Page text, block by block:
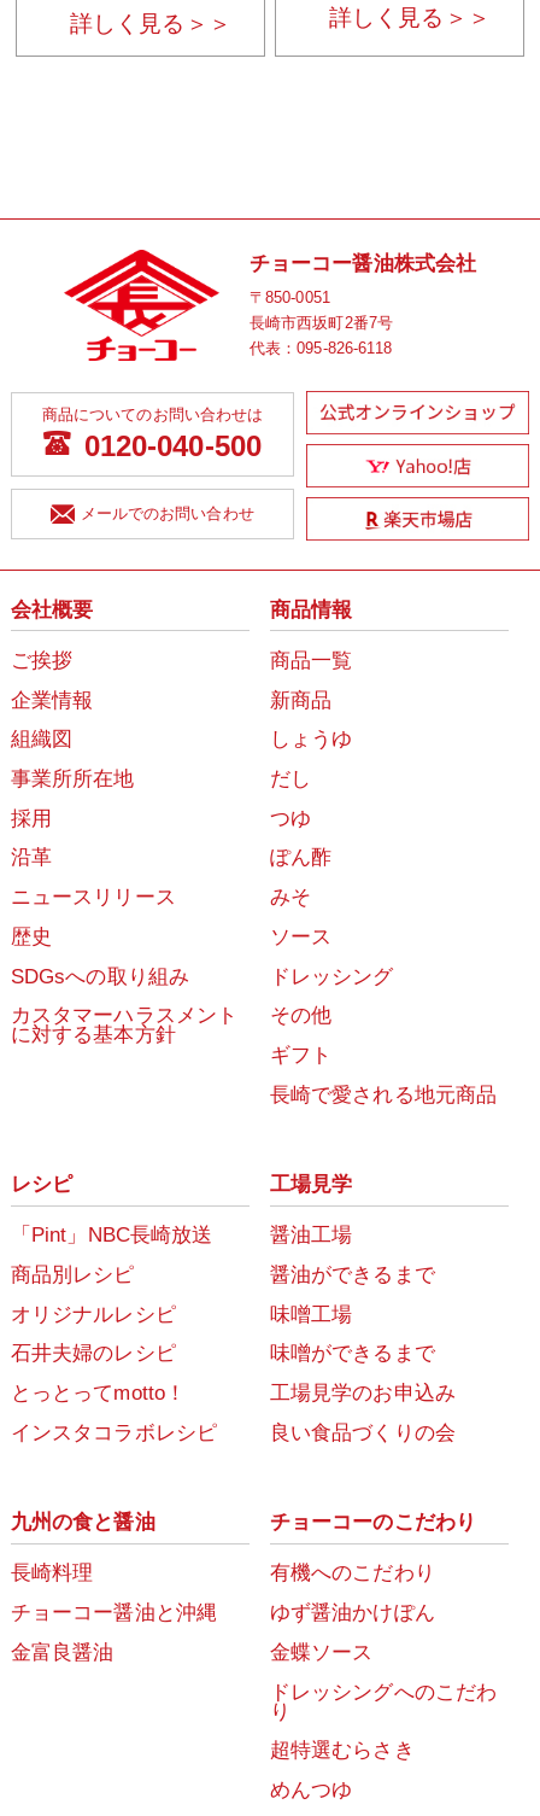
詳しく見る＞＞ 詳しく見る＞＞
チョーコー醤油株式会社
〒850-0051
長崎市西坂町2番7号
代表：095-826-6118
商品についてのお問い合わせは
0120-040-500
メールでのお問い合わせ
会社概要
ご挨拶
企業情報
組織図
事業所所在地
採用
沿革
ニュースリリース
歴史
SDGsへの取り組み
カスタマーハラスメント
に対する基本方針
商品情報
商品一覧
新商品
しょうゆ
だし
つゆ
ぽん酢
みそ
ソース
ドレッシング
その他
ギフト
長崎で愛される地元商品
レシピ
「Pint」NBC長崎放送
商品別レシピ
オリジナルレシピ
石井夫婦のレシピ
とっとってmotto！
インスタコラボレシピ
工場見学
醤油工場
醤油ができるまで
味噌工場
味噌ができるまで
工場見学のお申込み
良い食品づくりの会
九州の食と醤油
長崎料理
チョーコー醤油と沖縄
金富良醤油
チョーコーのこだわり
有機へのこだわり
ゆず醤油かけぽん
金蝶ソース
ドレッシングへのこだわ
り
超特選むらさき
めんつゆ